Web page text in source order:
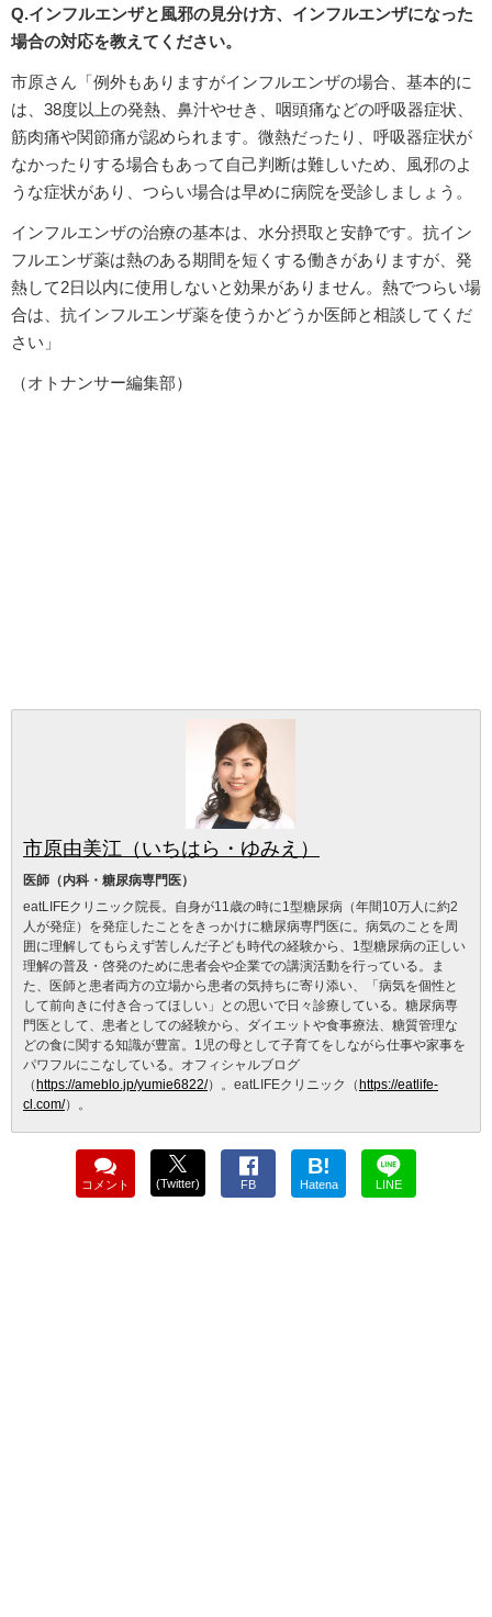
Q.インフルエンザと風邪の見分け方、インフルエンザになった
場合の対応を教えてください。
市原さん「例外もありますがインフルエンザの場合、基本的に
は、38度以上の発熱、鼻汁やせき、咽頭痛などの呼吸器症状、
筋肉痛や関節痛が認められます。微熱だったり、呼吸器症状が
なかったりする場合もあって自己判断は難しいため、風邪のよ
うな症状があり、つらい場合は早めに病院を受診しましょう。
インフルエンザの治療の基本は、水分摂取と安静です。抗イン
フルエンザ薬は熱のある期間を短くする働きがありますが、発
熱して2日以内に使用しないと効果がありません。熱でつらい場
合は、抗インフルエンザ薬を使うかどうか医師と相談してくだ
さい」
（オトナンサー編集部）
市原由美江（いちはら・ゆみえ）
医師（内科・糖尿病専門医）
eatLIFEクリニック院長。自身が11歳の時に1型糖尿病（年間10万人に約2
人が発症）を発症したことをきっかけに糖尿病専門医に。病気のことを周
囲に理解してもらえず苦しんだ子ども時代の経験から、1型糖尿病の正しい
理解の普及・啓発のために患者会や企業での講演活動を行っている。ま
た、医師と患者両方の立場から患者の気持ちに寄り添い、「病気を個性と
して前向きに付き合ってほしい」との思いで日々診療している。糖尿病専
門医として、患者としての経験から、ダイエットや食事療法、糖質管理な
どの食に関する知識が豊富。1児の母として子育てをしながら仕事や家事を
パワフルにこなしている。オフィシャルブログ
（ https://ameblo.jp/yumie6822/）。eatLIFEクリニック（ https://eatlife-
cl.com/）。
コメント (Twitter) FB
B!
Hatena LINE